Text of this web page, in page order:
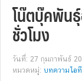
โน๊ตบุ๊คพัน
ชั่วโมง
วันที่: 27 กุมภาพันธ์
หมวดหมู่: บทความไอ